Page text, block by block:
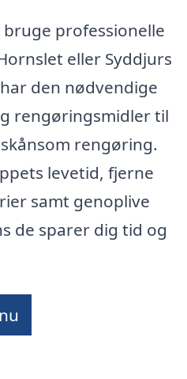
professionelle
eller Syddjurs
den nødvendige
rengøringsmidler til
rengøring.
levetid, fjerne
samt genoplive
de sparer dig tid og